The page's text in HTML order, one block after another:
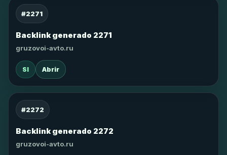
#2271
Backlink generado 2271
gruzovoi-avto.ru
SI Abrir
#2272
Backlink generado 2272
gruzovoi-avto.ru